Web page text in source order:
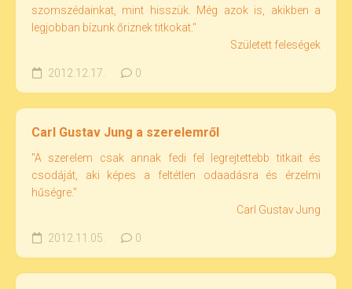
szomszédainkat, mint hisszük. Még azok is, akikben a
legjobban bízunk őriznek titkokat."
Született feleségek
2012.12.17. 0
Carl Gustav Jung a szerelemről
"A szerelem csak annak fedi fel legrejtettebb titkait és
csodáját, aki képes a feltétlen odaadásra és érzelmi
hűségre."
Carl Gustav Jung
2012.11.05. 0